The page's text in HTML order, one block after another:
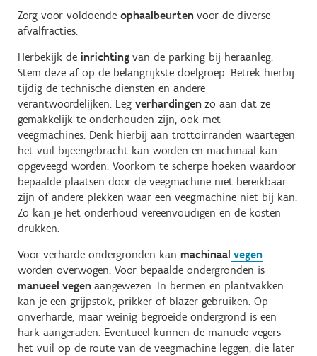
Zorg voor voldoende ophaalbeurten voor de diverse
afvalfracties.
Herbekijk de inrichting van de parking bij heraanleg.
Stem deze af op de belangrijkste doelgroep. Betrek hierbij
tijdig de technische diensten en andere
verantwoordelijken. Leg verhardingen zo aan dat ze
gemakkelijk te onderhouden zijn, ook met
veegmachines. Denk hierbij aan trottoirranden waartegen
het vuil bijeengebracht kan worden en machinaal kan
opgeveegd worden. Voorkom te scherpe hoeken waardoor
bepaalde plaatsen door de veegmachine niet bereikbaar
zijn of andere plekken waar een veegmachine niet bij kan.
Zo kan je het onderhoud vereenvoudigen en de kosten
drukken.
Voor verharde ondergronden kan machinaal vegen
worden overwogen. Voor bepaalde ondergronden is
manueel vegen aangewezen. In bermen en plantvakken
kan je een grijpstok, prikker of blazer gebruiken. Op
onverharde, maar weinig begroeide ondergrond is een
hark aangeraden. Eventueel kunnen de manuele vegers
het vuil op de route van de veegmachine leggen, die later